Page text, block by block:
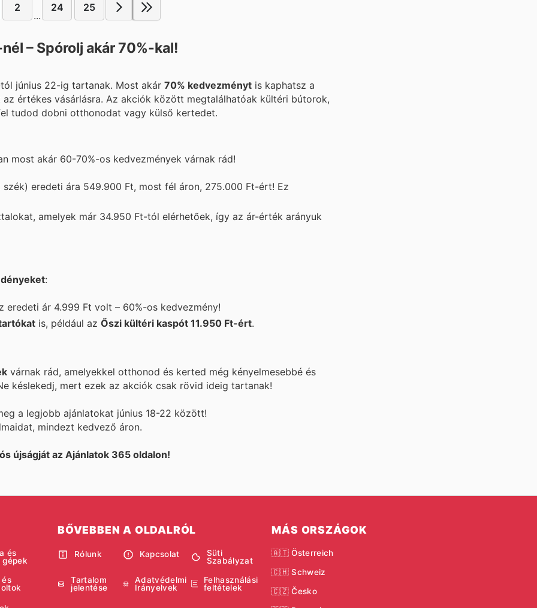
2
...
24 25
– Spórolj akár 70%-kal!
június 22-ig tartanak. Most akár 70% kedvezményt is kaphatsz a
értékes vásárlásra. Az akciók között megtalálhatóak kültéri bútorok,
tudod dobni otthonodat vagy külső kertedet.
most akár 60-70%-os kedvezmények várnak rád!
eredeti ára 549.900 Ft, most fél áron, 275.000 Ft-ért! Ez
amelyek már 34.950 Ft-tól elérhetőek, így az ár-érték arányuk
:
eredeti ár 4.999 Ft volt – 60%-os kedvezmény!
is, például az Őszi kültéri kaspót 11.950 Ft-ért.
várnak rád, amelyekkel otthonod és kerted még kényelmesebbé és
késlekedj, mert ezek az akciók csak rövid ideig tartanak!
a legjobb ajánlatokat június 18-22 között!
mindezt kedvező áron.
újságját az Ajánlatok 365 oldalon!
és
gépek
és
BŐVEBBEN A OLDALRÓL
Rólunk Kapcsolat
Süti
Szabályzat
Tartalom
jelentése
Adatvédelmi
Irányelvek
Felhasználási
feltételek
MÁS ORSZÁGOK
🇦🇹 Österreich
🇨🇭 Schweiz
🇨🇿 Česko